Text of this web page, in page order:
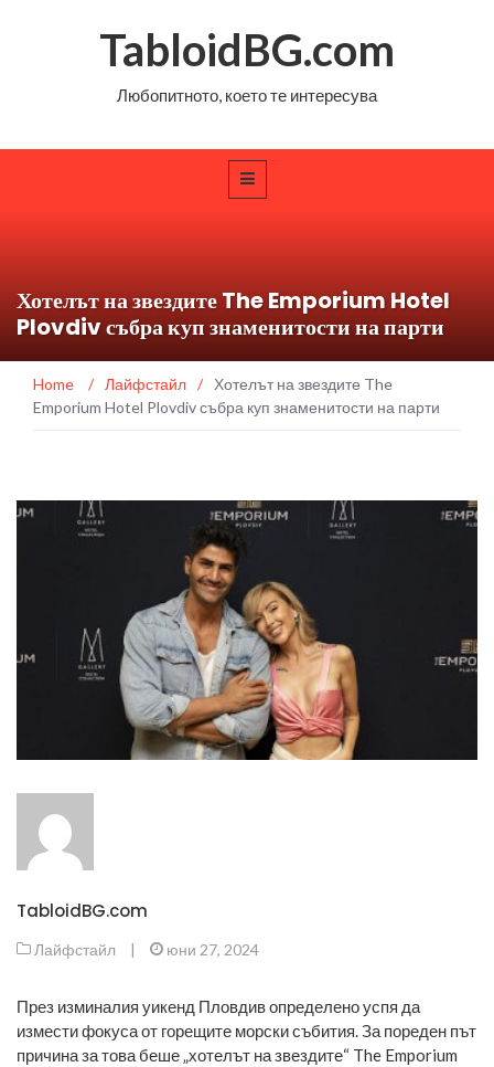
TabloidBG.com
Любопитното, което те интересува
Хотелът на звездите The Emporium Hotel
Plovdiv събра куп знаменитости на парти
Home / Лайфстайл /
Хотелът на звездите The
Emporium Hotel Plovdiv събра куп знаменитости на парти
TabloidBG.com
Лайфстайл | юни 27, 2024
През изминалия уикенд Пловдив определено успя да
измести фокуса от горещите морски събития. За пореден път
причина за това беше„хотелът на звездите“ The Emporium